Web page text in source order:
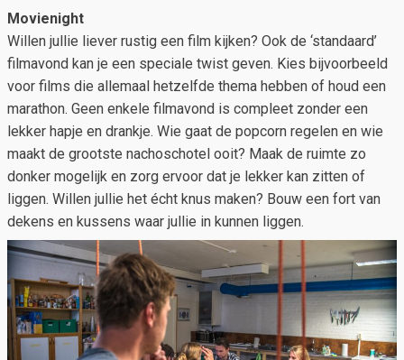
Movienight
Willen jullie liever rustig een film kijken? Ook de ‘standaard’
filmavond kan je een speciale twist geven. Kies bijvoorbeeld
voor films die allemaal hetzelfde thema hebben of houd een
marathon. Geen enkele filmavond is compleet zonder een
lekker hapje en drankje. Wie gaat de popcorn regelen en wie
maakt de grootste nachoschotel ooit? Maak de ruimte zo
donker mogelijk en zorg ervoor dat je lekker kan zitten of
liggen. Willen jullie het écht knus maken? Bouw een fort van
dekens en kussens waar jullie in kunnen liggen.